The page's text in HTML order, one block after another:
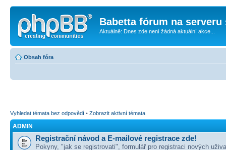
Babetta fórum na serveru
Aktuálně: Dnes zde není žádná aktuální akce...
Obsah fóra
Vyhledat témata bez odpovědí • Zobrazit aktivní témata
ADMIN
Registrační návod a E-mailové registrace zde!
Pokyny, "jak se registrovati", formulář pro registraci nových